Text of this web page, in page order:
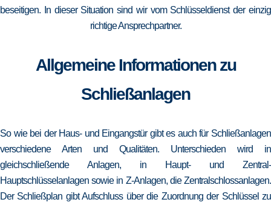
beseitigen. In dieser Situation sind wir vom Schlüsseldienst der einzig
richtige Ansprechpartner.
Allgemeine Informationen zu
Schließanlagen
So wie bei der Haus- und Eingangstür gibt es auch für Schließanlagen
verschiedene Arten und Qualitäten. Unterschieden wird in
gleichschließende Anlagen, in Haupt- und Zentral-
Hauptschlüsselanlagen sowie in Z-Anlagen, die Zentralschlossanlagen.
Der Schließplan gibt Aufschluss über die Zuordnung der Schlüssel zu